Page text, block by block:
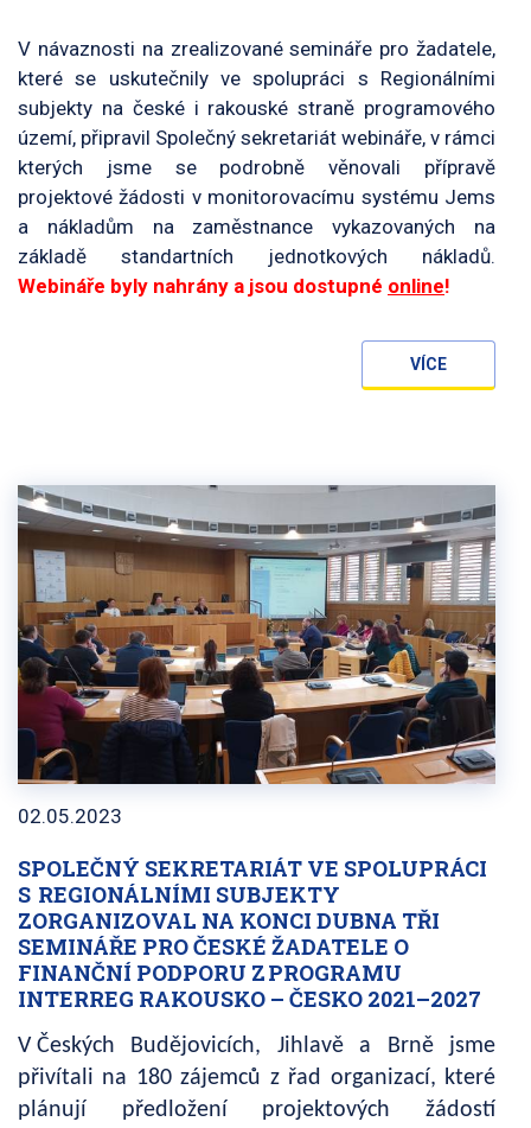
V návaznosti na zrealizované semináře pro žadatele,
které se uskutečnily ve spolupráci s Regionálními
subjekty na české i rakouské straně programového
území, připravil Společný sekretariát webináře, v rámci
kterých jsme se podrobně věnovali přípravě
projektové žádosti v monitorovacímu systému Jems
a nákladům na zaměstnance vykazovaných na
základě standartních jednotkových nákladů.
Webináře byly nahrány a jsou dostupné online!
VÍCE
SPOLEČNÝ SEKRETARIÁT VE SPOLUPRÁCI
S REGIONÁLNÍMI SUBJEKTY
ZORGANIZOVAL NA KONCI DUBNA TŘI
SEMINÁŘE PRO ČESKÉ ŽADATELE O
FINANČNÍ PODPORU Z PROGRAMU
INTERREG RAKOUSKO – ČESKO 2021–2027
02.05.2023
V Českých Budějovicích, Jihlavě a Brně jsme
přivítali na 180 zájemců z řad organizací, které
plánují předložení projektových žádostí